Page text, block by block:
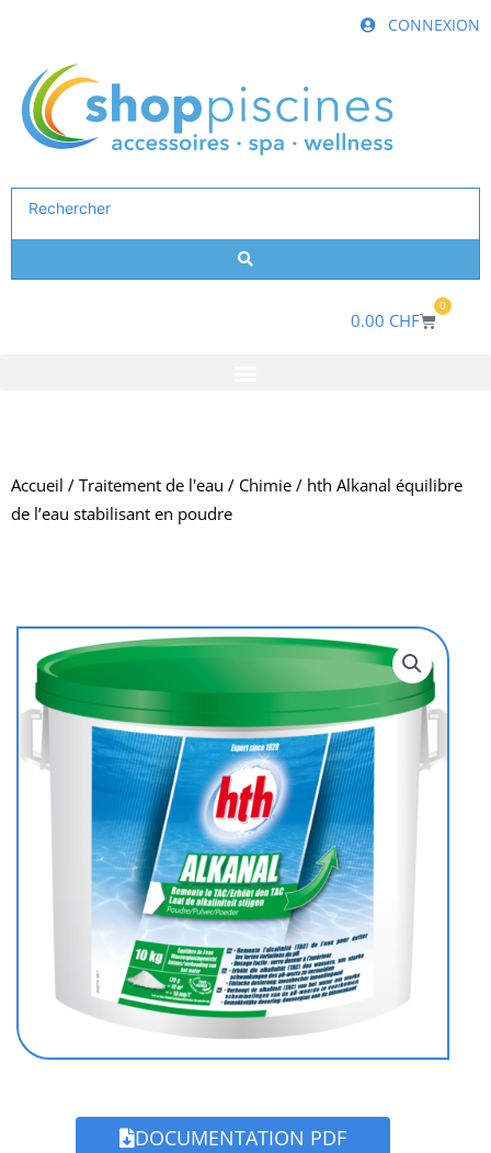
contenu
CONNEXION
Search
0.00 CHF
0
Panier
Accueil / Traitement de l'eau / Chimie / hth Alkanal équilibre
de l’eau stabilisant en poudre
DOCUMENTATION PDF